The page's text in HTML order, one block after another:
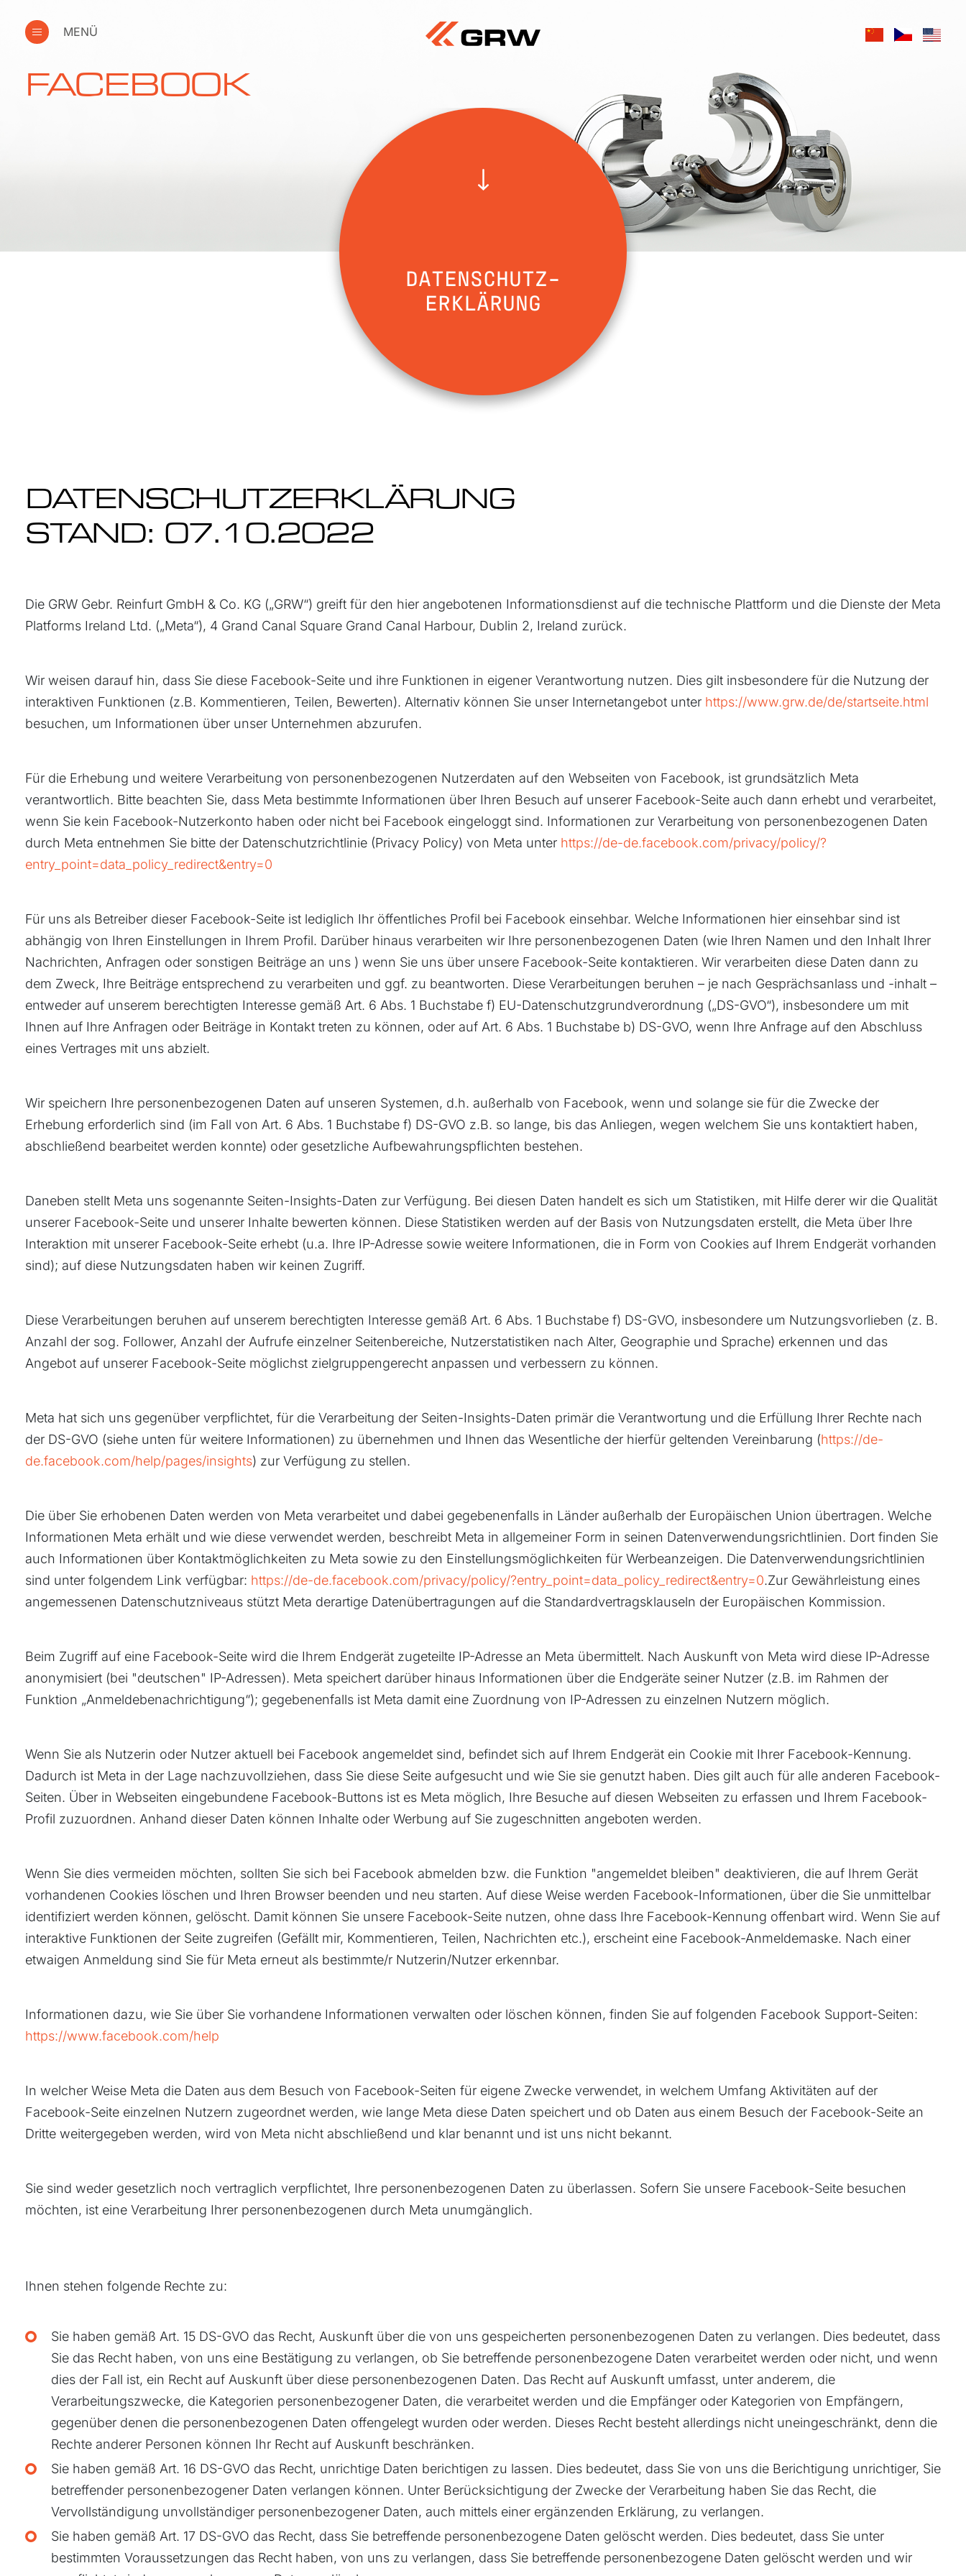
MENÜ
FACEBOOK
DATENSCHUTZ-
ERKLÄRUNG
DATENSCHUTZERKLÄRUNG
STAND: 07.10.2022
Die GRW Gebr. Reinfurt GmbH & Co. KG („GRW“) greift für den hier angebotenen Informationsdienst auf die technische Plattform und die Dienste der Meta
Platforms Ireland Ltd. („Meta“), 4 Grand Canal Square Grand Canal Harbour, Dublin 2, Ireland zurück.
Wir weisen darauf hin, dass Sie diese Facebook-Seite und ihre Funktionen in eigener Verantwortung nutzen. Dies gilt insbesondere für die Nutzung der
interaktiven Funktionen (z.B. Kommentieren, Teilen, Bewerten). Alternativ können Sie unser Internetangebot unter https://www.grw.de/de/startseite.html
besuchen, um Informationen über unser Unternehmen abzurufen.
Für die Erhebung und weitere Verarbeitung von personenbezogenen Nutzerdaten auf den Webseiten von Facebook, ist grundsätzlich Meta
verantwortlich. Bitte beachten Sie, dass Meta bestimmte Informationen über Ihren Besuch auf unserer Facebook-Seite auch dann erhebt und verarbeitet,
wenn Sie kein Facebook-Nutzerkonto haben oder nicht bei Facebook eingeloggt sind. Informationen zur Verarbeitung von personenbezogenen Daten
durch Meta entnehmen Sie bitte der Datenschutzrichtlinie (Privacy Policy) von Meta unter https://de-de.facebook.com/privacy/policy/?
entry_point=data_policy_redirect&entry=0
Für uns als Betreiber dieser Facebook-Seite ist lediglich Ihr öffentliches Profil bei Facebook einsehbar. Welche Informationen hier einsehbar sind ist
abhängig von Ihren Einstellungen in Ihrem Profil. Darüber hinaus verarbeiten wir Ihre personenbezogenen Daten (wie Ihren Namen und den Inhalt Ihrer
Nachrichten, Anfragen oder sonstigen Beiträge an uns ) wenn Sie uns über unsere Facebook-Seite kontaktieren. Wir verarbeiten diese Daten dann zu
dem Zweck, Ihre Beiträge entsprechend zu verarbeiten und ggf. zu beantworten. Diese Verarbeitungen beruhen – je nach Gesprächsanlass und -inhalt –
entweder auf unserem berechtigten Interesse gemäß Art. 6 Abs. 1 Buchstabe f) EU-Datenschutzgrundverordnung („DS-GVO“), insbesondere um mit
Ihnen auf Ihre Anfragen oder Beiträge in Kontakt treten zu können, oder auf Art. 6 Abs. 1 Buchstabe b) DS-GVO, wenn Ihre Anfrage auf den Abschluss
eines Vertrages mit uns abzielt.
Wir speichern Ihre personenbezogenen Daten auf unseren Systemen, d.h. außerhalb von Facebook, wenn und solange sie für die Zwecke der
Erhebung erforderlich sind (im Fall von Art. 6 Abs. 1 Buchstabe f) DS-GVO z.B. so lange, bis das Anliegen, wegen welchem Sie uns kontaktiert haben,
abschließend bearbeitet werden konnte) oder gesetzliche Aufbewahrungspflichten bestehen.
Daneben stellt Meta uns sogenannte Seiten-Insights-Daten zur Verfügung. Bei diesen Daten handelt es sich um Statistiken, mit Hilfe derer wir die Qualität
unserer Facebook-Seite und unserer Inhalte bewerten können. Diese Statistiken werden auf der Basis von Nutzungsdaten erstellt, die Meta über Ihre
Interaktion mit unserer Facebook-Seite erhebt (u.a. Ihre IP-Adresse sowie weitere Informationen, die in Form von Cookies auf Ihrem Endgerät vorhanden
sind); auf diese Nutzungsdaten haben wir keinen Zugriff.
Diese Verarbeitungen beruhen auf unserem berechtigten Interesse gemäß Art. 6 Abs. 1 Buchstabe f) DS-GVO, insbesondere um Nutzungsvorlieben (z. B.
Anzahl der sog. Follower, Anzahl der Aufrufe einzelner Seitenbereiche, Nutzerstatistiken nach Alter, Geographie und Sprache) erkennen und das
Angebot auf unserer Facebook-Seite möglichst zielgruppengerecht anpassen und verbessern zu können.
Meta hat sich uns gegenüber verpflichtet, für die Verarbeitung der Seiten-Insights-Daten primär die Verantwortung und die Erfüllung Ihrer Rechte nach
der DS-GVO (siehe unten für weitere Informationen) zu übernehmen und Ihnen das Wesentliche der hierfür geltenden Vereinbarung (https://de-
de.facebook.com/help/pages/insights) zur Verfügung zu stellen.
Die über Sie erhobenen Daten werden von Meta verarbeitet und dabei gegebenenfalls in Länder außerhalb der Europäischen Union übertragen. Welche
Informationen Meta erhält und wie diese verwendet werden, beschreibt Meta in allgemeiner Form in seinen Datenverwendungsrichtlinien. Dort finden Sie
auch Informationen über Kontaktmöglichkeiten zu Meta sowie zu den Einstellungsmöglichkeiten für Werbeanzeigen. Die Datenverwendungsrichtlinien
sind unter folgendem Link verfügbar: https://de-de.facebook.com/privacy/policy/?entry_point=data_policy_redirect&entry=0.Zur Gewährleistung eines
angemessenen Datenschutzniveaus stützt Meta derartige Datenübertragungen auf die Standardvertragsklauseln der Europäischen Kommission.
Beim Zugriff auf eine Facebook-Seite wird die Ihrem Endgerät zugeteilte IP-Adresse an Meta übermittelt. Nach Auskunft von Meta wird diese IP-Adresse
anonymisiert (bei "deutschen" IP-Adressen). Meta speichert darüber hinaus Informationen über die Endgeräte seiner Nutzer (z.B. im Rahmen der
Funktion „Anmeldebenachrichtigung“); gegebenenfalls ist Meta damit eine Zuordnung von IP-Adressen zu einzelnen Nutzern möglich.
Wenn Sie als Nutzerin oder Nutzer aktuell bei Facebook angemeldet sind, befindet sich auf Ihrem Endgerät ein Cookie mit Ihrer Facebook-Kennung.
Dadurch ist Meta in der Lage nachzuvollziehen, dass Sie diese Seite aufgesucht und wie Sie sie genutzt haben. Dies gilt auch für alle anderen Facebook-
Seiten. Über in Webseiten eingebundene Facebook-Buttons ist es Meta möglich, Ihre Besuche auf diesen Webseiten zu erfassen und Ihrem Facebook-
Profil zuzuordnen. Anhand dieser Daten können Inhalte oder Werbung auf Sie zugeschnitten angeboten werden.
Wenn Sie dies vermeiden möchten, sollten Sie sich bei Facebook abmelden bzw. die Funktion "angemeldet bleiben" deaktivieren, die auf Ihrem Gerät
vorhandenen Cookies löschen und Ihren Browser beenden und neu starten. Auf diese Weise werden Facebook-Informationen, über die Sie unmittelbar
identifiziert werden können, gelöscht. Damit können Sie unsere Facebook-Seite nutzen, ohne dass Ihre Facebook-Kennung offenbart wird. Wenn Sie auf
interaktive Funktionen der Seite zugreifen (Gefällt mir, Kommentieren, Teilen, Nachrichten etc.), erscheint eine Facebook-Anmeldemaske. Nach einer
etwaigen Anmeldung sind Sie für Meta erneut als bestimmte/r Nutzerin/Nutzer erkennbar.
Informationen dazu, wie Sie über Sie vorhandene Informationen verwalten oder löschen können, finden Sie auf folgenden Facebook Support-Seiten:
https://www.facebook.com/help
In welcher Weise Meta die Daten aus dem Besuch von Facebook-Seiten für eigene Zwecke verwendet, in welchem Umfang Aktivitäten auf der
Facebook-Seite einzelnen Nutzern zugeordnet werden, wie lange Meta diese Daten speichert und ob Daten aus einem Besuch der Facebook-Seite an
Dritte weitergegeben werden, wird von Meta nicht abschließend und klar benannt und ist uns nicht bekannt.
Sie sind weder gesetzlich noch vertraglich verpflichtet, Ihre personenbezogenen Daten zu überlassen. Sofern Sie unsere Facebook-Seite besuchen
möchten, ist eine Verarbeitung Ihrer personenbezogenen durch Meta unumgänglich.
Ihnen stehen folgende Rechte zu:
Sie haben gemäß Art. 15 DS-GVO das Recht, Auskunft über die von uns gespeicherten personenbezogenen Daten zu verlangen. Dies bedeutet, dass
Sie das Recht haben, von uns eine Bestätigung zu verlangen, ob Sie betreffende personenbezogene Daten verarbeitet werden oder nicht, und wenn
dies der Fall ist, ein Recht auf Auskunft über diese personenbezogenen Daten. Das Recht auf Auskunft umfasst, unter anderem, die
Verarbeitungszwecke, die Kategorien personenbezogener Daten, die verarbeitet werden und die Empfänger oder Kategorien von Empfängern,
gegenüber denen die personenbezogenen Daten offengelegt wurden oder werden. Dieses Recht besteht allerdings nicht uneingeschränkt, denn die
Rechte anderer Personen können Ihr Recht auf Auskunft beschränken.
Sie haben gemäß Art. 16 DS-GVO das Recht, unrichtige Daten berichtigen zu lassen. Dies bedeutet, dass Sie von uns die Berichtigung unrichtiger, Sie
betreffender personenbezogener Daten verlangen können. Unter Berücksichtigung der Zwecke der Verarbeitung haben Sie das Recht, die
Vervollständigung unvollständiger personenbezogener Daten, auch mittels einer ergänzenden Erklärung, zu verlangen.
Sie haben gemäß Art. 17 DS-GVO das Recht, dass Sie betreffende personenbezogene Daten gelöscht werden. Dies bedeutet, dass Sie unter
bestimmten Voraussetzungen das Recht haben, von uns zu verlangen, dass Sie betreffende personenbezogene Daten gelöscht werden und wir